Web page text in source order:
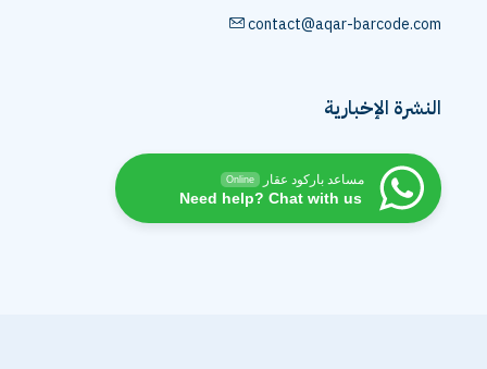
contact@aqar-barcode.com
النشرة الإخبارية
مساعد باركود عقار Online
Need help? Chat with us